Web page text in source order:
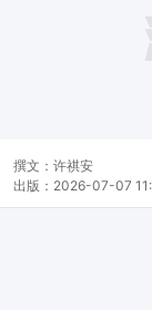
撰文： 许祺安
出版： 2026-07-07